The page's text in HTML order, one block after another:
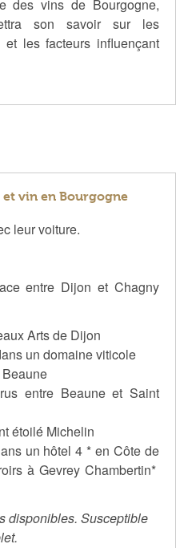
des vins de Bourgogne,
son savoir sur les
les facteurs influençant
et vin en Bourgogne
leur voiture.
entre Dijon et Chagny
Arts de Dijon
un domaine viticole
entre Beaune et Saint
étoilé Michelin
un hôtel 4 * en Côte de
à Gevrey Chambertin*
disponibles. Susceptible